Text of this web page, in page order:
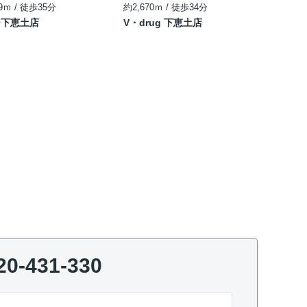
ｍ / 徒歩35分
恵土店
約2,670ｍ / 徒歩34分
V・drug 下恵土店
431-330